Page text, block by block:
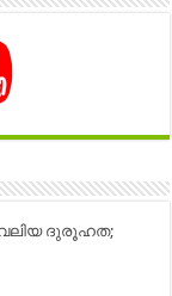
വലിയ ദുരൂഹത;